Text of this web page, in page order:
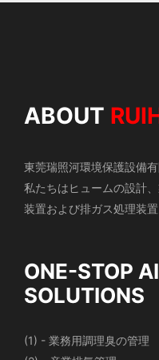
ABOUT
東莞瑞照河環境保護設備
私たちはヒュームの設計
装置および排ガス処理装置
ONE-STOP
SOLUTIONS
(1) - 業務用調理臭の管理